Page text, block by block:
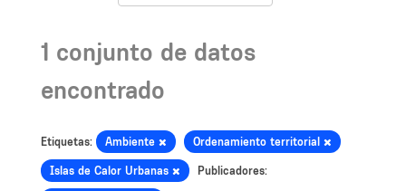
1 conjunto de datos
encontrado
Etiquetas: Ambiente Ordenamiento territorial
Islas de Calor Urbanas Publicadores: